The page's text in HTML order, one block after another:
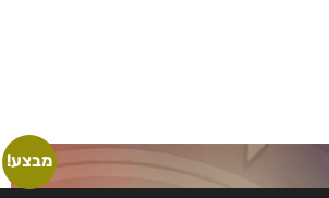
מבצע!